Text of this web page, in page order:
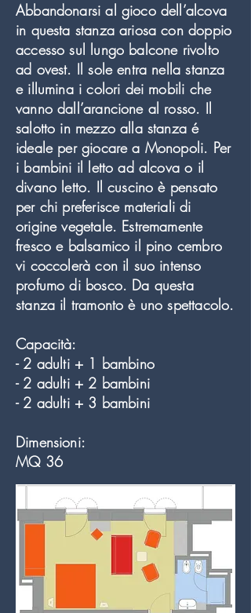
Abbandonarsi al gioco dell’alcova
in questa stanza ariosa con doppio
accesso sul lungo balcone rivolto
ad ovest. Il sole entra nella stanza
e illumina i colori dei mobili che
vanno dall’arancione al rosso. Il
salotto in mezzo alla stanza é
ideale per giocare a Monopoli. Per
i bambini il letto ad alcova o il
divano letto. Il cuscino è pensato
per chi preferisce materiali di
origine vegetale. Estremamente
fresco e balsamico il pino cembro
vi coccolerà con il suo intenso
profumo di bosco. Da questa
stanza il tramonto è uno spettacolo.
Capacità:
- 2 adulti + 1 bambino
- 2 adulti + 2 bambini
- 2 adulti + 3 bambini
Dimensioni:
MQ 36